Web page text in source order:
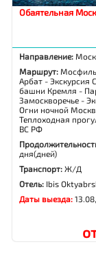
Обаятельная
Направление:
Маршрут:
Арбат - Экскурсия
башни Кремля -
Замоскворечье -
Огни ночной
Теплоходная
ВС РФ
дня(дней)
Транспорт:Ж/Д
Отель: Ibis
Даты выезда: